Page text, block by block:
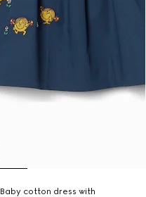
Baby cotton dress with